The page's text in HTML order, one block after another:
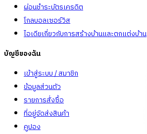
ผ่อนชำระบัตรเครดิต
โกลบอลเซอร์วิส
ไอเดียเกี่ยวกับการสร้างบ้านและตกแต่งบ้าน
บัญชีของฉัน
เข้าสู่ระบบ / สมาชิก
ข้อมูลส่วนตัว
รายการสั่งซื้อ
ที่อยู่จัดส่งสินค้า
คูปอง